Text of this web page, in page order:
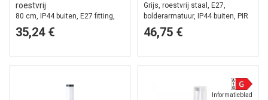
roestvrij
80 cm, IP44 buiten, E27 fitting,
zonder lichtbron
35,24 €
Grijs, roestvrij staal, E27,
bolderarmatuur, IP44 buiten, PIR
bewegingssensor
46,75 €
Informatieblad